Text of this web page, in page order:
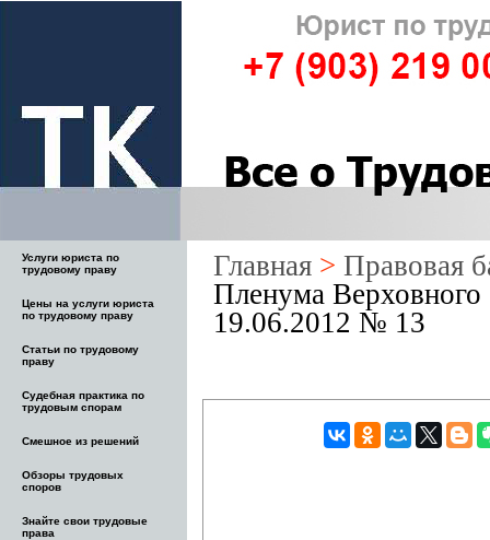
Услуги юриста по
трудовому праву
Цены на услуги юриста
по трудовому праву
Статьи по трудовому
праву
Судебная практика по
трудовым спорам
Смешное из решений
Обзоры трудовых
споров
Знайте свои трудовые
права
Главная > Правовая
Пленума
19.06.2012 № 13